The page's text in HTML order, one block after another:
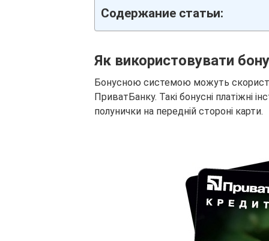
Содержание статьи:
Як використовувати
Бонусною системою можуть
ПриватБанку. Такі бонусні платіжні
полунички на передній стороні карти.